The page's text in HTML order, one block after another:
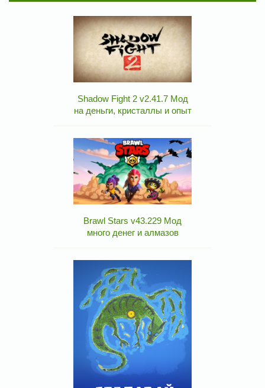
Shadow Fight 2 v2.41.7 Мод
на деньги, кристаллы и опыт
Brawl Stars v43.229 Мод
много денег и алмазов